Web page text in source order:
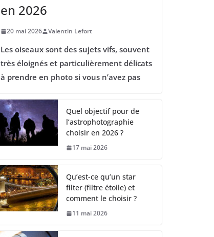
en 2026
20 mai 2026 Valentin Lefort
Les oiseaux sont des sujets vifs, souvent
très éloignés et particulièrement délicats
à prendre en photo si vous n’avez pas
Quel objectif pour de
l’astrophotographie
choisir en 2026 ?
17 mai 2026
Qu’est-ce qu’un star
filter (filtre étoile) et
comment le choisir ?
11 mai 2026